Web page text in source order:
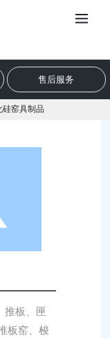
售后服务
硅窑具制品
推板、匣